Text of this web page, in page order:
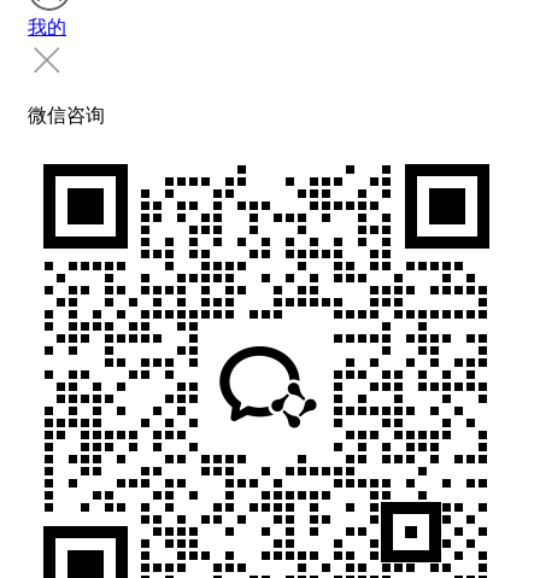
我的
微信咨询